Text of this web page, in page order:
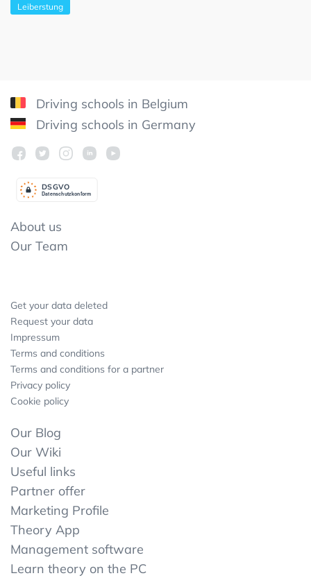
Leiberstung
Driving schools in Belgium
Driving schools in Germany
Datenschutzkonform
DSGVO
About us
Our Team
Get your data deleted
Request your data
Impressum
Terms and conditions
Terms and conditions for a partner
Privacy policy
Cookie policy
Our Blog
Our Wiki
Useful links
Partner offer
Marketing Profile
Theory App
Management software
Learn theory on the PC